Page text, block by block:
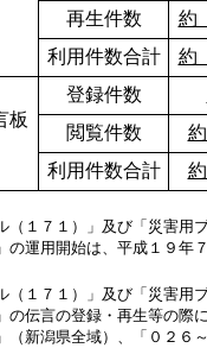
再生件数
約
利用件数合計
約
板
登録件数
閲覧件数
利用件数合計
（１７１）」及び「災害用
の運用開始は、平成１９年
（１７１）」及び「災害用
の伝言の登録・再生等の際
（新潟県全域）、「０２６